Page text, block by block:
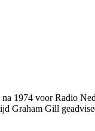
1974 voor Radio
Graham Gill